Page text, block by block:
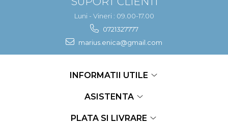
Luni - Vineri : 09.00-17.00
0721327777
marius.enica@gmail.com
INFORMATII UTILE
ASISTENTA
PLATA SI LIVRARE